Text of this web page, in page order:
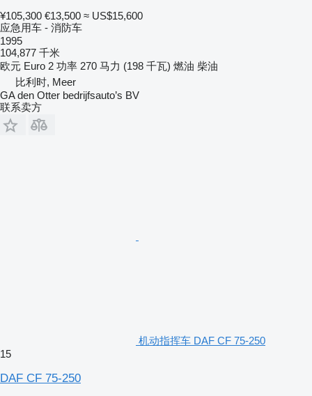
¥105,300 €13,500 ≈ US$15,600
应急用车 - 消防车
1995
104,877 千米
欧元 Euro 2 功率 270 马力 (198 千瓦) 燃油 柴油
比利时, Meer
GA den Otter bedrijfsauto’s BV
联系卖方
机动指挥车 DAF CF 75-250
15
DAF CF 75-250